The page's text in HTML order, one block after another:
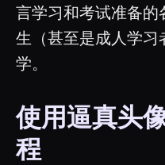
言学习和考试准备的
生（甚至是成人学习
学。
使用逼真头
程